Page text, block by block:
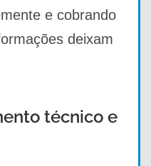
e cobrando
deixam
técnico e